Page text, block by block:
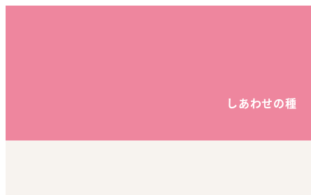
しあわせの種